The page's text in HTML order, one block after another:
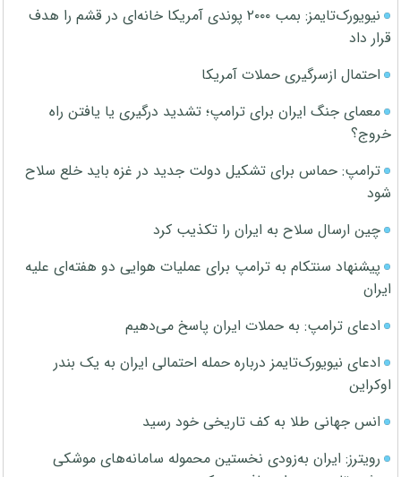
نیویورک‌تایمز: بمب ۲۰۰۰ پوندی آمریکا خانه‌ای در قشم را هدف
قرار داد
احتمال ازسرگیری حملات آمریکا
معمای جنگ ایران برای ترامپ؛ تشدید درگیری یا یافتن راه
خروج؟
ترامپ: حماس برای تشکیل دولت جدید در غزه باید خلع سلاح
شود
چین ارسال سلاح به ایران را تکذیب کرد
پیشنهاد سنتکام به ترامپ برای عملیات هوایی دو هفته‌ای علیه
ایران
ادعای ترامپ: به حملات ایران پاسخ می‌دهیم
ادعای نیویورک‌تایمز درباره حمله احتمالی ایران به یک بندر
اوکراین
انس جهانی طلا به کف تاریخی خود رسید
رویترز: ایران به‌زودی نخستین محموله سامانه‌های موشکی